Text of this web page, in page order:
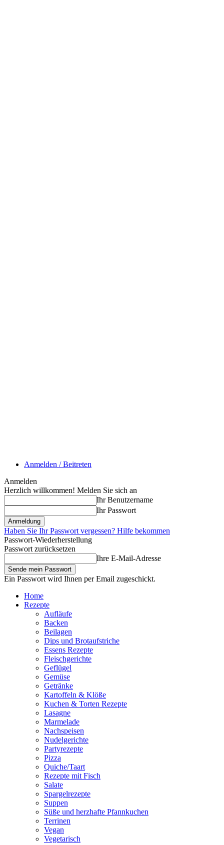
Anmelden / Beitreten
Anmelden
Herzlich willkommen! Melden Sie sich an
Ihr Benutzername
Ihr Passwort
Haben Sie Ihr Passwort vergessen? Hilfe bekommen
Passwort-Wiederherstellung
Passwort zurücksetzen
Ihre E-Mail-Adresse
Ein Passwort wird Ihnen per Email zugeschickt.
Home
Rezepte
Aufläufe
Backen
Beilagen
Dips und Brotaufstriche
Essens Rezepte
Fleischgerichte
Geflügel
Gemüse
Getränke
Kartoffeln & Klöße
Kuchen & Torten Rezepte
Lasagne
Marmelade
Nachspeisen
Nudelgerichte
Partyrezepte
Pizza
Quiche/Taart
Rezepte mit Fisch
Salate
Spargelrezepte
Suppen
Süße und herzhafte Pfannkuchen
Terrinen
Vegan
Vegetarisch